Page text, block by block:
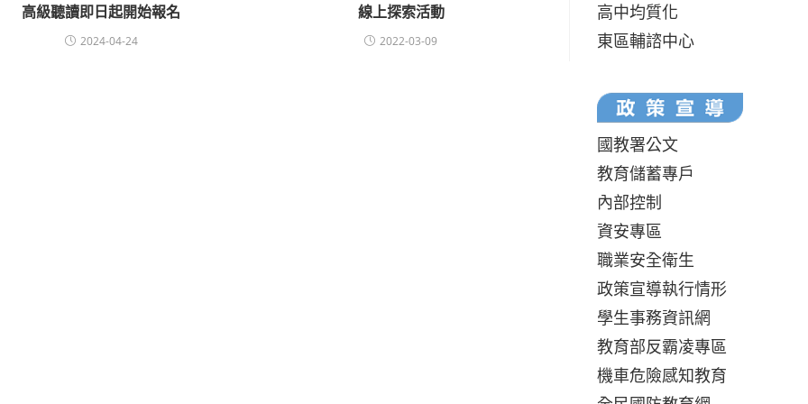
高級聽讀即日起開始報名
2024-04-24
線上探索活動
2022-03-09
高中均質化
東區輔諮中心
國教署公文
教育儲蓄專戶
內部控制
資安專區
職業安全衛生
政策宣導執行情形
學生事務資訊網
教育部反霸凌專區
機車危險感知教育